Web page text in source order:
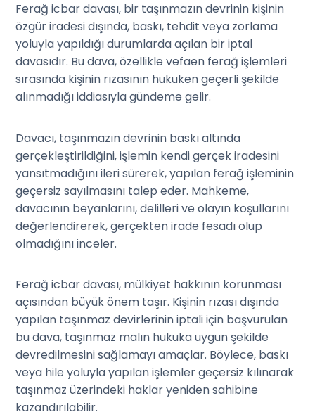
Ferağ icbar davası, bir taşınmazın devrinin kişinin
özgür iradesi dışında, baskı, tehdit veya zorlama
yoluyla yapıldığı durumlarda açılan bir iptal
davasıdır. Bu dava, özellikle vefaen ferağ işlemleri
sırasında kişinin rızasının hukuken geçerli şekilde
alınmadığı iddiasıyla gündeme gelir.
Davacı, taşınmazın devrinin baskı altında
gerçekleştirildiğini, işlemin kendi gerçek iradesini
yansıtmadığını ileri sürerek, yapılan ferağ işleminin
geçersiz sayılmasını talep eder. Mahkeme,
davacının beyanlarını, delilleri ve olayın koşullarını
değerlendirerek, gerçekten irade fesadı olup
olmadığını inceler.
Ferağ icbar davası, mülkiyet hakkının korunması
açısından büyük önem taşır. Kişinin rızası dışında
yapılan taşınmaz devirlerinin iptali için başvurulan
bu dava, taşınmaz malın hukuka uygun şekilde
devredilmesini sağlamayı amaçlar. Böylece, baskı
veya hile yoluyla yapılan işlemler geçersiz kılınarak
taşınmaz üzerindeki haklar yeniden sahibine
kazandırılabilir.